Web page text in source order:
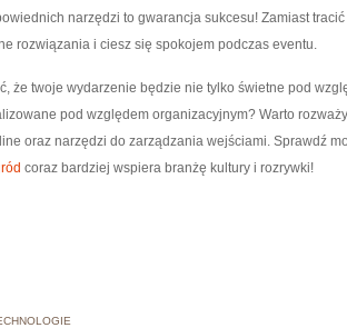
narzędzi to gwarancja sukcesu! Zamiast
rozwiązania i ciesz się spokojem podczas eventu.
że twoje wydarzenie będzie nie tylko świetne pod
pod względem organizacyjnym? Warto
oraz narzędzi do zarządzania wejściami. Sprawdź
coraz bardziej wspiera branżę kultury i rozrywki!